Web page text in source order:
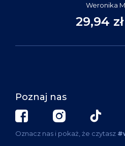
Weronika
29,94 zł
Poznaj nas
Oznacz nas i pokaż, że czytasz